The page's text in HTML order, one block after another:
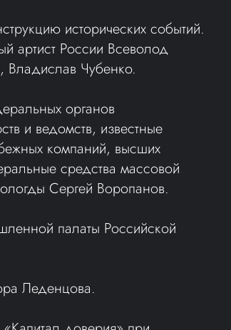
исторических событий.
артист России Всеволод
Владислав Чубенко.
органов
и ведомств, известные
компаний, высших
средства массовой
Сергей Воропанов.
палаты Российской
Леденцова.